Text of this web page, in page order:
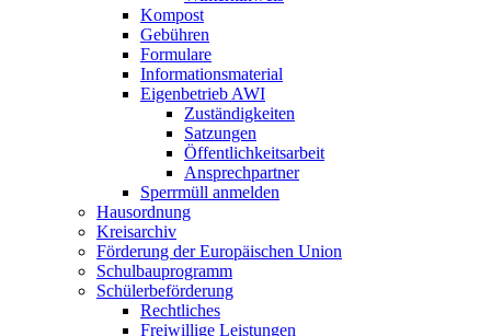
Kompost
Gebühren
Formulare
Informationsmaterial
Eigenbetrieb AWI
Zuständigkeiten
Satzungen
Öffentlichkeitsarbeit
Ansprechpartner
Sperrmüll anmelden
Hausordnung
Kreisarchiv
Förderung der Europäischen Union
Schulbauprogramm
Schülerbeförderung
Rechtliches
Freiwillige Leistungen